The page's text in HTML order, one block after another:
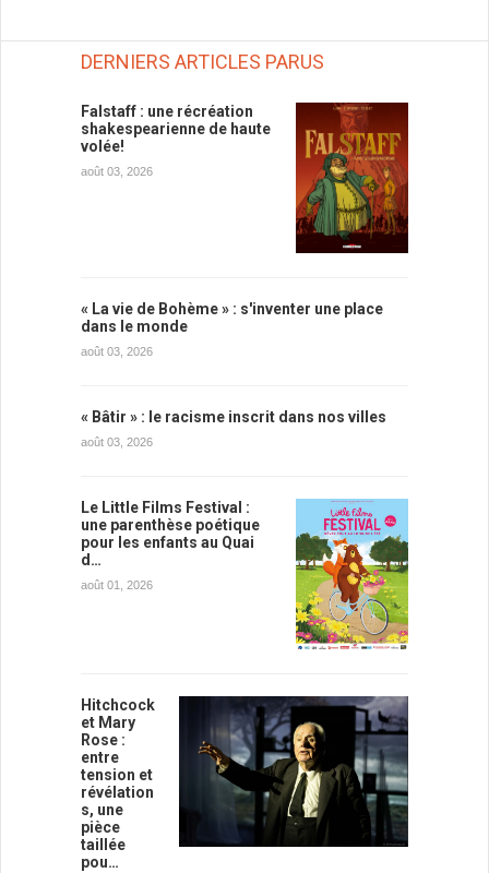
DERNIERS ARTICLES PARUS
Falstaff : une récréation
shakespearienne de haute
volée!
août 03, 2026
« La vie de Bohème » : s'inventer une place
dans le monde
août 03, 2026
« Bâtir » : le racisme inscrit dans nos villes
août 03, 2026
Le Little Films Festival :
une parenthèse poétique
pour les enfants au Quai
d…
août 01, 2026
Hitchcock
et Mary
Rose :
entre
tension et
révélation
s, une
pièce
taillée
pou…